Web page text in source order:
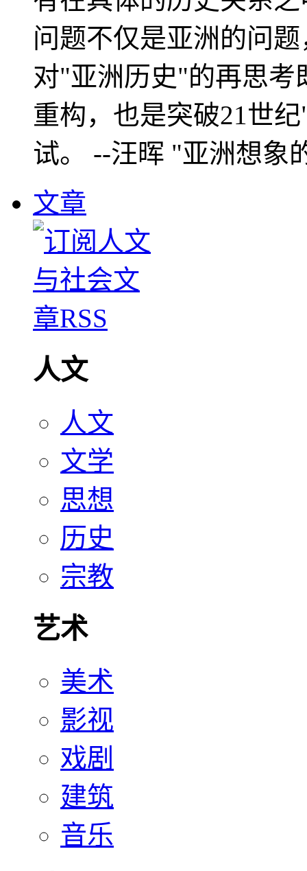
问题不仅是亚洲的问
对"亚洲历史"的再思考
重构，也是突破21世
试。 --汪晖 "亚洲想象
文章
人文
人文
文学
思想
历史
宗教
艺术
美术
影视
戏剧
建筑
音乐